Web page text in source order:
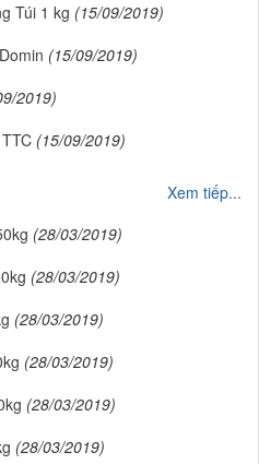
Túi 1 kg (15/09/2019)
(15/09/2019)
2019)
(15/09/2019)
Xem tiếp...
(28/03/2019)
(28/03/2019)
(28/03/2019)
(28/03/2019)
(28/03/2019)
(28/03/2019)